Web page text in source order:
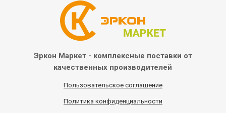
Эркон Маркет - комплексные поставки от
качественных производителей
Пользовательское соглашение
Политика конфиденциальности